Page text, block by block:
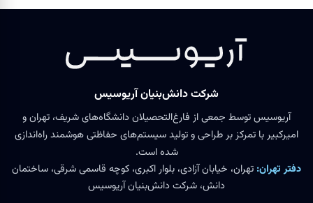
شرکت دانش‌بنیان آریوسیس
آریوسیس توسط جمعی از فارغ‌التحصیلان دانشگاه‌های شریف، تهران و
امیرکبیر با تمرکز بر طراحی و تولید سیستم‌های حفاظتی هوشمند راه‌اندازی
شده است.
دفتر تهران: تهران، خیابان آزادی، بلوار اکبری، کوچه قاسمی شرقی، ساختمان
دانش، شرکت دانش‌بنیان آریوسیس